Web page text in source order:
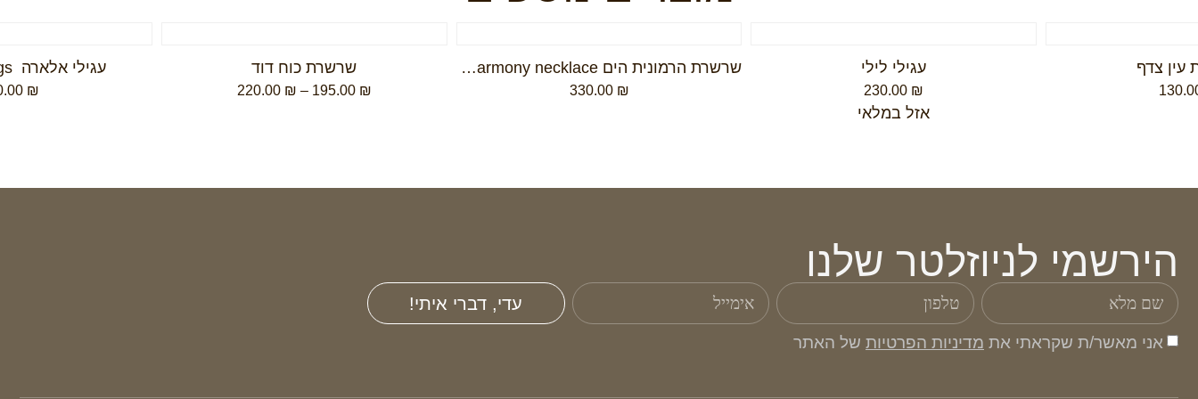
עין צדף
אזל במלאי
עגילי לילי
230.00 ₪
שרשרת הרמונית הים Qcean's harmony necklace
330.00 ₪
שרשרת כוח דוד
195.00 ₪
–
220.00 ₪
עגילי אלארה Elara earrings
₪
הירשמי לניוזלטר שלנו
אני מאשר/ת שקראתי את מדיניות הפרטיות של האתר
עדי, דברי איתי!